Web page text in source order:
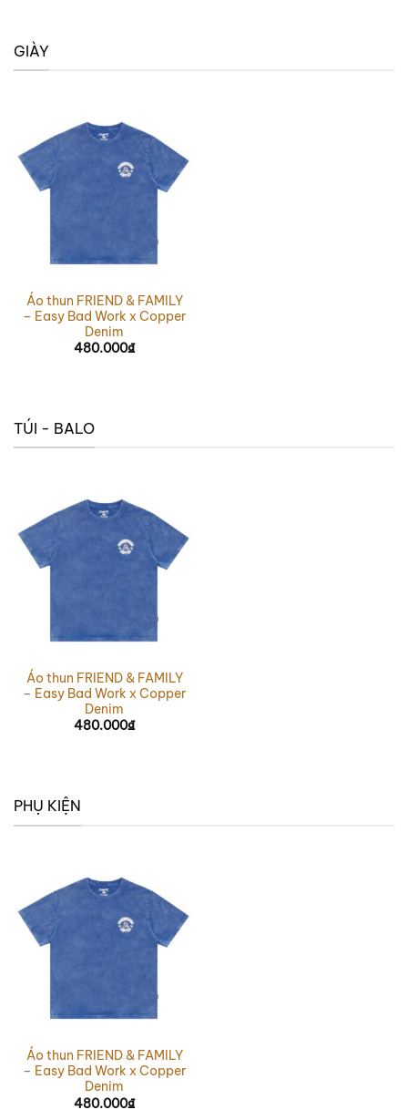
GIÀY
Áo thun FRIEND & FAMILY
– Easy Bad Work x Copper
Denim
480.000₫
TÚI - BALO
Áo thun FRIEND & FAMILY
– Easy Bad Work x Copper
Denim
480.000₫
PHỤ KIỆN
Áo thun FRIEND & FAMILY
– Easy Bad Work x Copper
Denim
480.000₫